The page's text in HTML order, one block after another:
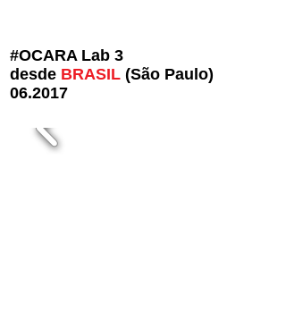
#OCARA Lab 3
desde BRASIL (São Paulo)
06.2017